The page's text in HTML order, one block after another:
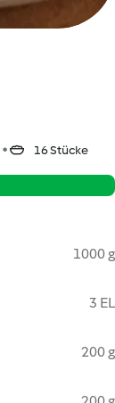
16 Stücke
1000 g
3 EL
200 g